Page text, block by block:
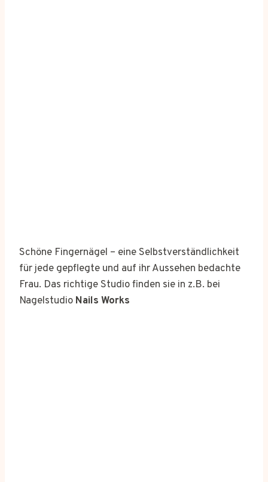
Schöne Fingernägel – eine Selbstverständlichkeit
für jede gepflegte und auf ihr Aussehen bedachte
Frau. Das richtige Studio finden sie in z.B. bei
Nagelstudio Nails Works